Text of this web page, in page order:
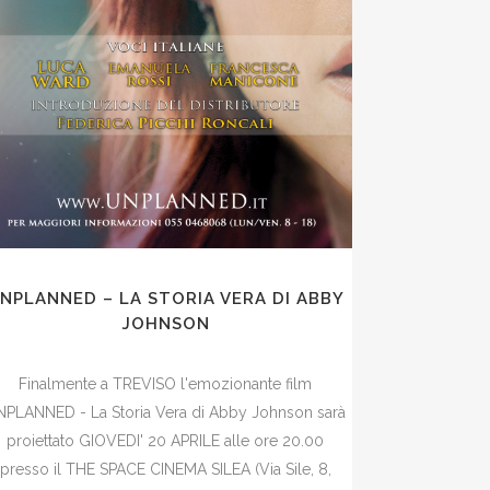
– LA STORIA VERA DI ABBY
JOHNSON
Finalmente a TREVISO l'emozionante film
- La Storia Vera di Abby Johnson sarà
proiettato GIOVEDI' 20 APRILE alle ore 20.00
presso il THE SPACE CINEMA SILEA (Via Sile, 8,